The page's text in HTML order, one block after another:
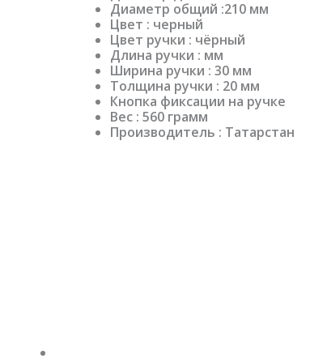
Диаметр общий :210 мм
Цвет : черный
Цвет ручки : чёрный
Длина ручки : мм
Ширина ручки : 30 мм
Толщина ручки : 20 мм
Кнопка фиксации на ручке
Вес : 560 грамм
Производитель : Татарстан